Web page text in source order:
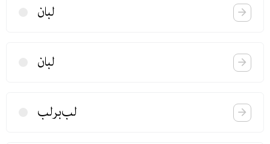
لبان
لبان
لب‌برلب